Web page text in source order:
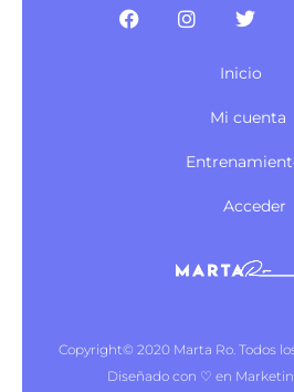
Inicio
Mi cuenta
Acceder
Copyright© 2020 Marta Ro. Todos
Diseñado con ♡ en